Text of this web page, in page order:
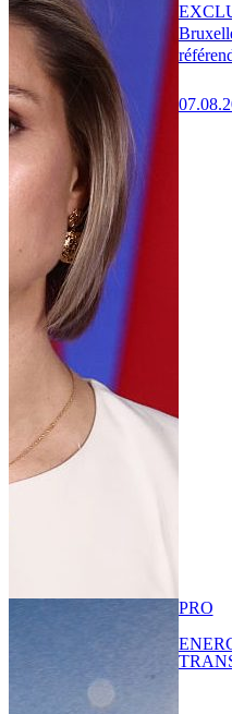
PRO